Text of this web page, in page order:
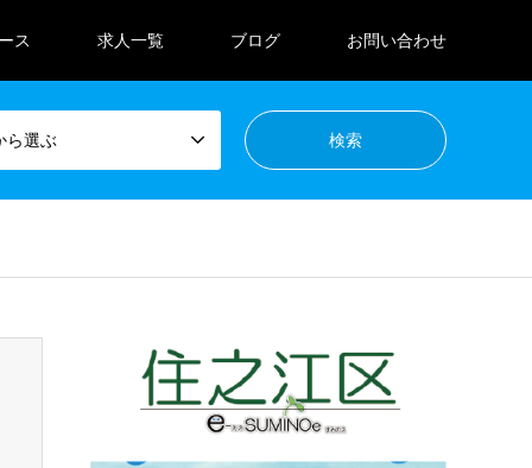
ス 求人一覧 ブログ お問い合わせ
ら選ぶ